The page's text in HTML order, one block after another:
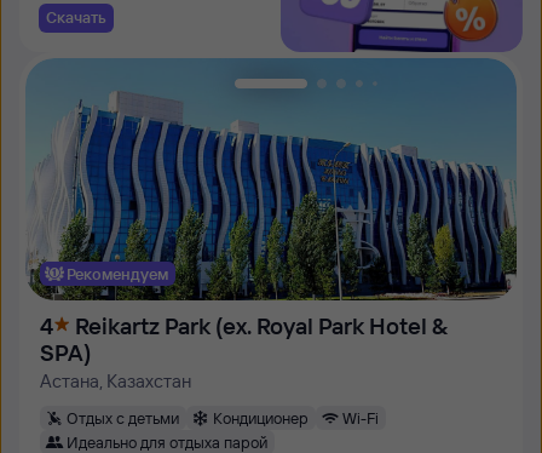
Скачать
Рекомендуем
4
Reikartz Park (ex. Royal Park Hotel &
SPA)
Астана, Казахстан
Отдых с детьми Кондиционер
Wi-Fi
Идеально для отдыха парой